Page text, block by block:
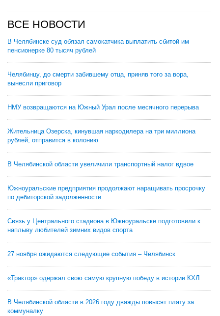
ВСЕ НОВОСТИ
В Челябинске суд обязал самокатчика выплатить сбитой им
пенсионерке 80 тысяч рублей
Челябинцу, до смерти забившему отца, приняв того за вора,
вынесли приговор
НМУ возвращаются на Южный Урал после месячного перерыва
Жительница Озерска, кинувшая наркодилера на три миллиона
рублей, отправится в колонию
В Челябинской области увеличили транспортный налог вдвое
Южноуральские предприятия продолжают наращивать просрочку
по дебиторской задолженности
Связь у Центрального стадиона в Южноуральске подготовили к
наплыву любителей зимних видов спорта
27 ноября ожидаются следующие события – Челябинск
«Трактор» одержал свою самую крупную победу в истории КХЛ
В Челябинской области в 2026 году дважды повысят плату за
коммуналку